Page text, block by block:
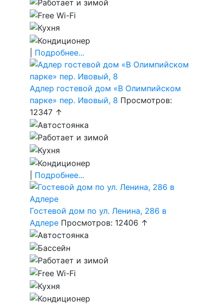
Подробнее...
Адлер гостевой дом «В Олимпийском
парке» пер. Ивовый, 8 Просмотров:
12347 ↑
Подробнее...
Гостевой дом по ул. Ленина, 286 в
Адлере Просмотров: 12406 ↑